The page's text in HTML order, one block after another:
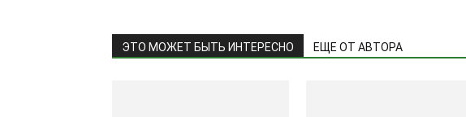
ЭТО МОЖЕТ БЫТЬ ИНТЕРЕСНО ЕЩЕ ОТ АВТОРА